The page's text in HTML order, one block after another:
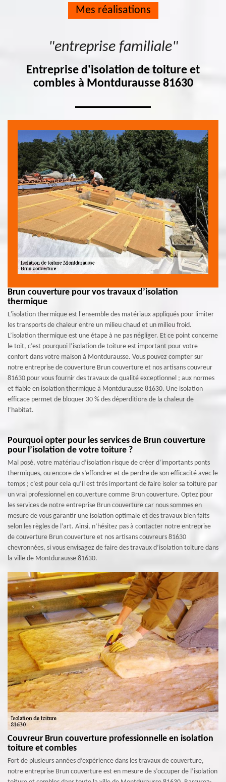
Mes réalisations
"entreprise familiale"
Entreprise d'isolation de toiture et
combles à Montdurausse 81630
Brun couverture pour vos travaux d’isolation
thermique
L'isolation thermique est l'ensemble des matériaux appliqués pour limiter
les transports de chaleur entre un milieu chaud et un milieu froid.
L’isolation thermique est une étape à ne pas négliger. Et ce point concerne
le toit, c’est pourquoi l’isolation de toiture est important pour votre
confort dans votre maison à Montdurausse. Vous pouvez compter sur
notre entreprise de couverture Brun couverture et nos artisans couvreur
81630 pour vous fournir des travaux de qualité exceptionnel ; aux normes
et fiable en isolation thermique à Montdurausse 81630. Une isolation
efficace permet de bloquer 30 % des déperditions de la chaleur de
l’habitat.
Pourquoi opter pour les services de Brun couverture
pour l’isolation de votre toiture ?
Mal posé, votre matériau d’isolation risque de créer d’importants ponts
thermiques, ou encore de s’effondrer et de perdre de son efficacité avec le
temps ; c’est pour cela qu’il est très important de faire isoler sa toiture par
un vrai professionnel en couverture comme Brun couverture. Optez pour
les services de notre entreprise Brun couverture car nous sommes en
mesure de vous garantir une isolation optimale et des travaux bien faits
selon les règles de l’art. Ainsi, n’hésitez pas à contacter notre entreprise
de couverture Brun couverture et nos artisans couvreurs 81630
chevronnées, si vous envisagez de faire des travaux d’isolation toiture dans
la ville de Montdurausse 81630.
Couvreur Brun couverture professionnelle en isolation
toiture et combles
Fort de plusieurs années d’expérience dans les travaux de couverture,
notre entreprise Brun couverture est en mesure de s’occuper de l’isolation